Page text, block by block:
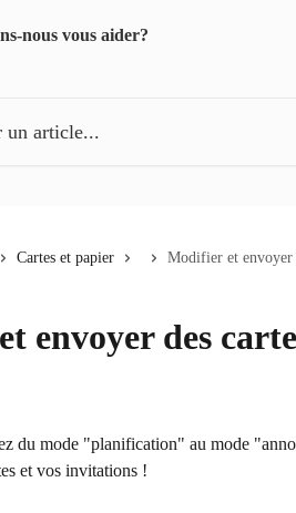
Cartes et papier Modifier et envoyer
envoyer des
du mode "planification" au mode
et vos invitations !